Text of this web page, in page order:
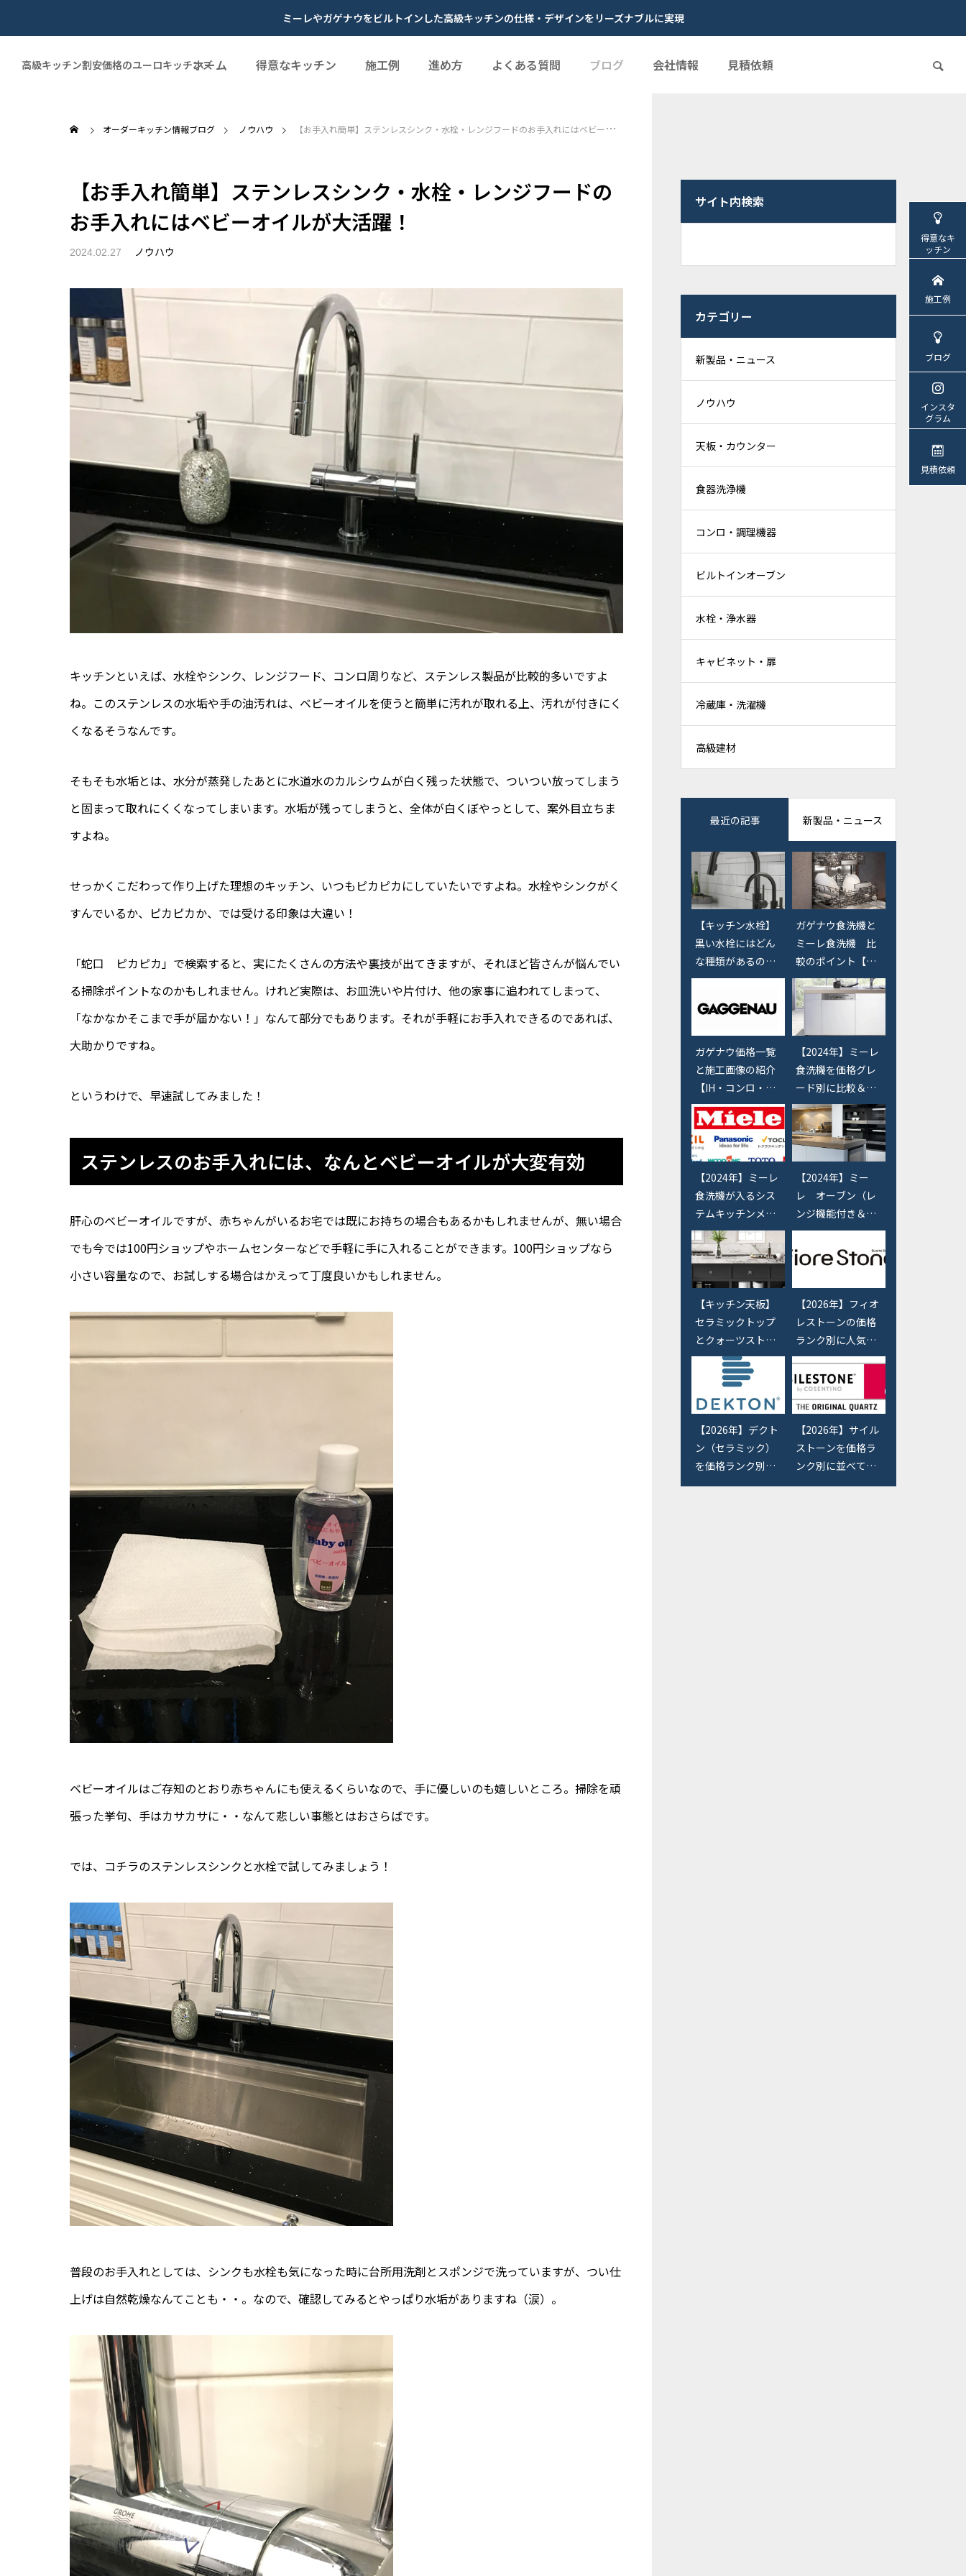
ミーレやガゲナウをビルトインした高級キッチンの仕様・デザインをリーズナブルに実現
高級キッチン割安価格のユーロキッチンズ
ホーム 得意なキッチン 施工例 進め方 よくある質問 ブログ 会社情報 見積依頼
オーダーキッチン情報ブログ ノウハウ 【お手入れ簡単】ステンレスシンク・水栓・レンジフードのお手入れにはベビーオイルが大活躍！
【お手入れ簡単】ステンレスシンク・水栓・レンジフードの
お手入れにはベビーオイルが大活躍！
2024.02.27 ノウハウ
キッチンといえば、水栓やシンク、レンジフード、コンロ周りなど、ステンレス製品が比較的多いですよ
ね。このステンレスの水垢や手の油汚れは、ベビーオイルを使うと簡単に汚れが取れる上、汚れが付きにく
くなるそうなんです。
そもそも水垢とは、水分が蒸発したあとに水道水のカルシウムが白く残った状態で、ついつい放ってしまう
と固まって取れにくくなってしまいます。水垢が残ってしまうと、全体が白くぼやっとして、案外目立ちま
すよね。
せっかくこだわって作り上げた理想のキッチン、いつもピカピカにしていたいですよね。水栓やシンクがく
すんでいるか、ピカピカか、では受ける印象は大違い！
「蛇口 ピカピカ」で検索すると、実にたくさんの方法や裏技が出てきますが、それほど皆さんが悩んでい
る掃除ポイントなのかもしれません。けれど実際は、お皿洗いや片付け、他の家事に追われてしまって、
「なかなかそこまで手が届かない！」なんて部分でもあります。それが手軽にお手入れできるのであれば、
大助かりですね。
というわけで、早速試してみました！
ステンレスのお手入れには、なんとベビーオイルが大変有効
肝心のベビーオイルですが、赤ちゃんがいるお宅では既にお持ちの場合もあるかもしれませんが、無い場合
でも今では100円ショップやホームセンターなどで手軽に手に入れることができます。100円ショップなら
小さい容量なので、お試しする場合はかえって丁度良いかもしれません。
ベビーオイルはご存知のとおり赤ちゃんにも使えるくらいなので、手に優しいのも嬉しいところ。掃除を頑
張った挙句、手はカサカサに・・なんて悲しい事態とはおさらばです。
では、コチラのステンレスシンクと水栓で試してみましょう！
普段のお手入れとしては、シンクも水栓も気になった時に台所用洗剤とスポンジで洗っていますが、つい仕
上げは自然乾燥なんてことも・・。なので、確認してみるとやっぱり水垢がありますね（涙）。
サイト内検索
カテゴリー
新製品・ニュース
ノウハウ
天板・カウンター
食器洗浄機
コンロ・調理機器
ビルトインオーブン
水栓・浄水器
キャビネット・扉
冷蔵庫・洗濯機
高級建材
最近の記事 新製品・ニュース
【キッチン水栓】
黒い水栓にはどん
な種類があるの
か？一覧で紹介
ガゲナウ食洗機と
ミーレ食洗機 比
較のポイント【価
格か？ゼオライト
か？】
ガゲナウ価格一覧
と施工画像の紹介
【IH・コンロ・オ
ーブン・バーベキ
ューグリル・食洗
機】
【2024年】ミーレ
食洗機を価格グレ
ード別に比較＆値
段別の違いを説明
【幅60cm＆45c
m】
【2024年】ミーレ
食洗機が入るシス
テムキッチンメー
カー調査【リクシ
ル・クリナップ・
パナソニック・タ
カラなど】
【2024年】ミー
レ オーブン（レ
ンジ機能付き＆ス
チームオーブン）
の価格と選び方
【miele】
【キッチン天板】
セラミックトップ
とクォーツストー
ンの選び方とメリ
ット・デメリット
【2026年】フィオ
レストーンの価格
ランク別に人気色
を並べてみまし
た。【アイカ・タ
カラのキッチン天
板】
【2026年】デクト
ン（セラミック）
を価格ランク別に
並べてみました。
【2026年】サイル
ストーンを価格ラ
ンク別に並べてみ
ました。【キッチ
【東京エリア】オ
ーダーキッチン検
討の際に行ってお
きたいショールー
シンクなど】
得意なキ
ッチン
施工例
ブログ
インスタ
グラム
見積依頼